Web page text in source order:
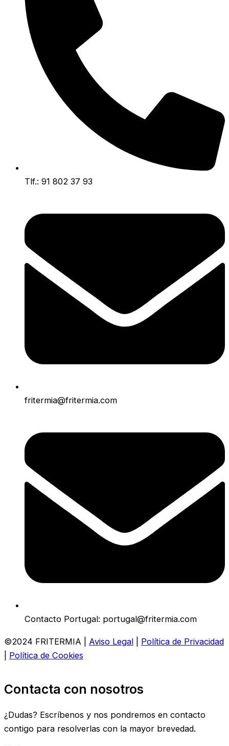
Tlf.: 91 802 37 93
fritermia@fritermia.com
Contacto Portugal: portugal@fritermia.com
©2024 FRITERMIA | Aviso Legal
Política de Privacidad
Política de Cookies
Contacta con nosotros
¿Dudas? Escríbenos y nos pondremos en contacto
contigo para resolverlas con la mayor brevedad.